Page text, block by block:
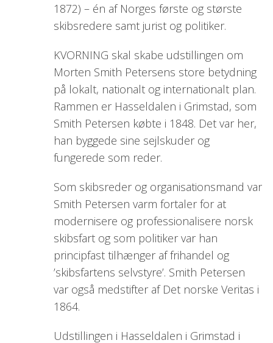
1872) – én af Norges første og største
skibsredere samt jurist og politiker.
KVORNING skal skabe udstillingen om
Morten Smith Petersens store betydning
på lokalt, nationalt og internationalt plan.
Rammen er Hasseldalen i Grimstad, som
Smith Petersen købte i 1848. Det var her,
han byggede sine sejlskuder og
fungerede som reder.
Som skibsreder og organisationsmand var
Smith Petersen varm fortaler for at
modernisere og professionalisere norsk
skibsfart og som politiker var han
principfast tilhænger af frihandel og
’skibsfartens selvstyre’. Smith Petersen
var også medstifter af Det norske Veritas i
1864.
Udstillingen i Hasseldalen i Grimstad i